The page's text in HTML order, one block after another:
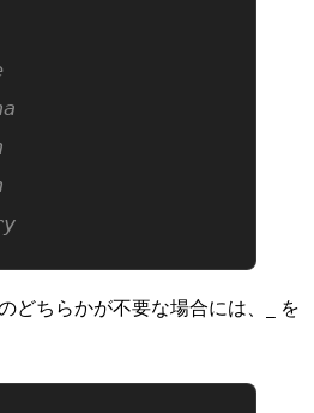
どちらかが不要な場合には、
を